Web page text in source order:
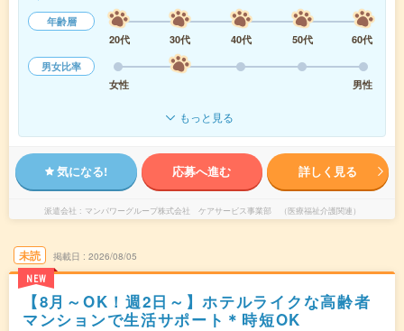
年齢層
20代
30代 40代 50代
60代
男女比率
女性
男性
もっと見る
気になる! 応募へ進む 詳しく見る
派遣会社 マンパワーグループ株式会社 ケアサービス事業部 （医療福祉介護関連）
未読
NEW
掲載日 2026/08/05
【8月～OK！週2日～】ホテルライクな高齢者
マンションで生活サポート＊時短OK